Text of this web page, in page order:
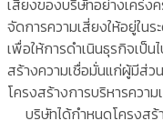
เสี่ยงของบริษัทอย่างเคร่ง
จัดการความเสี่ยงให้อยู่ใน
เพื่อให้การดำเนินธุรกิจเป็
สร้างความเชื่อมั่นแก่ผู้มีส่
โครงสร้างการบริหารความ
บริษัทได้กำหนดโครงสร้